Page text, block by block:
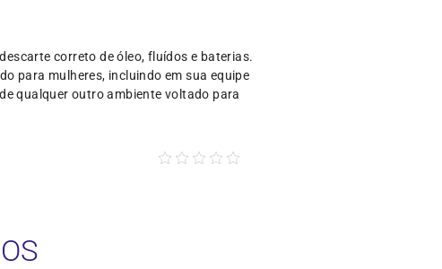
correto de óleo, fluídos e baterias.
para mulheres, incluindo em sua equipe
qualquer outro ambiente voltado para